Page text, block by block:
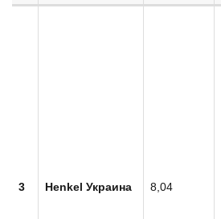
3 Henkel Украина 8,04